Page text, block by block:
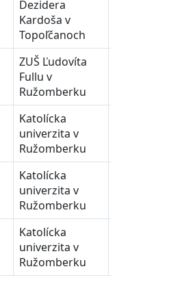
Dezidera
Kardoša v
Topoľčanoch
ZUŠ Ľudovíta
Fullu v
Ružomberku
Katolícka
univerzita v
Ružomberku
Katolícka
univerzita v
Ružomberku
Katolícka
univerzita v
Ružomberku